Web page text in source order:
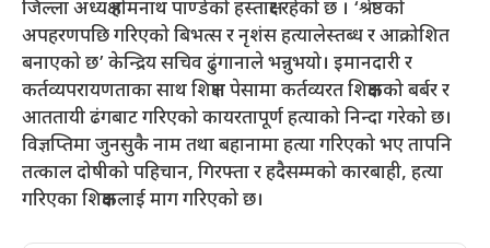
जिल्ला अध्यक्ष होमनाथ पाण्डेको हस्ताक्षर रहेको छ । ‘श्रेष्ठको
अपहरणपछि गरिएको बिभत्स र नृशंस हत्यालेस्तब्ध र आक्रोशित
बनाएको छ’ केन्द्रिय सचिव ढुंगानाले भन्नुभयो। इमानदारी र
कर्तव्यपरायणताका साथ शिक्षण पेसामा कर्तव्यरत शिक्षकको बर्बर र
आततायी ढंगबाट गरिएको कायरतापूर्ण हत्याको निन्दा गरेको छ।
विज्ञप्तिमा जुनसुकै नाम तथा बहानामा हत्या गरिएको भए तापनि
तत्काल दोषीको पहिचान, गिरफ्ता र हदैसम्मको कारबाही, हत्या
गरिएका शिक्षकलाई माग गरिएको छ।